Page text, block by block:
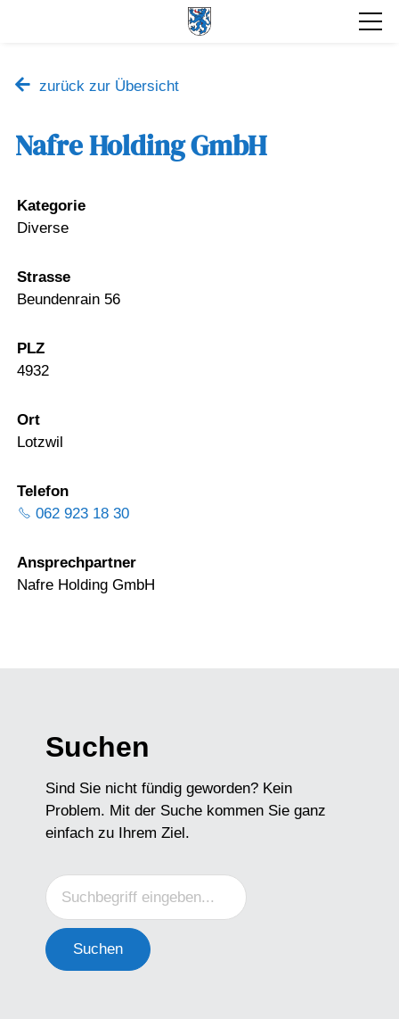
zurück zur Übersicht
Nafre Holding GmbH
Kategorie
Diverse
Strasse
Beundenrain 56
PLZ
4932
Ort
Lotzwil
Telefon
062 923 18 30
Ansprechpartner
Nafre Holding GmbH
Suchen
Sind Sie nicht fündig geworden? Kein
Problem. Mit der Suche kommen Sie ganz
einfach zu Ihrem Ziel.
Suchen